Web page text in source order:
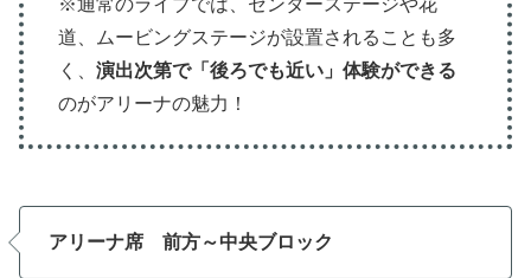
※通常のライブでは、センターステージや花
道、ムービングステージが設置されることも多
く、演出次第で「後ろでも近い」体験ができる
のがアリーナの魅力！
アリーナ席 前方～中央ブロック